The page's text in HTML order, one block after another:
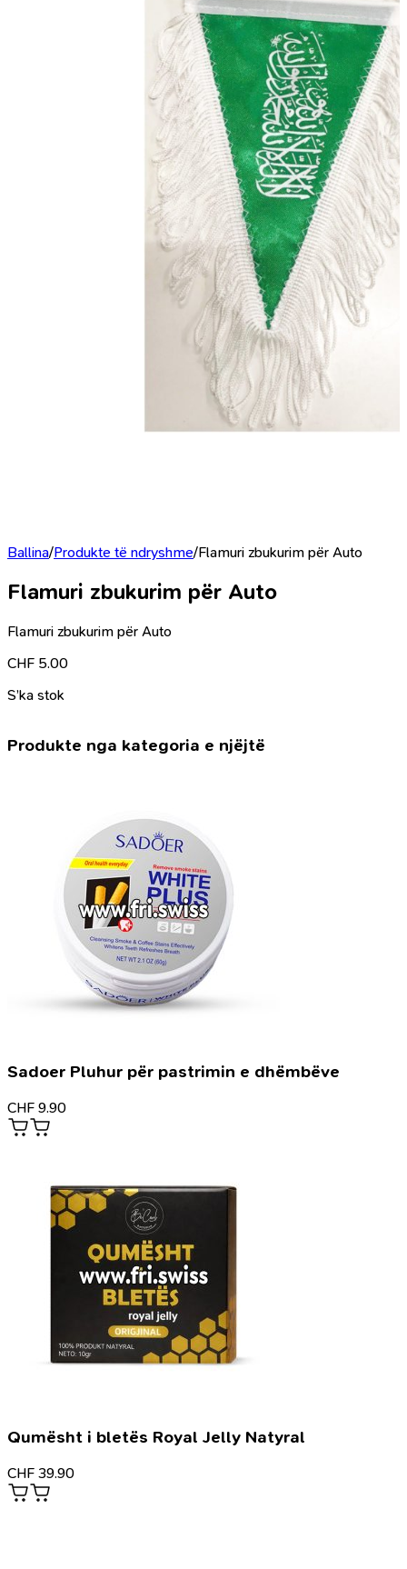
Ballina/Produkte të ndryshme/Flamuri zbukurim për Auto
Flamuri zbukurim për Auto
Flamuri zbukurim për Auto
CHF 5.00
S’ka stok
Produkte nga kategoria e njëjtë
Sadoer Pluhur për pastrimin e dhëmbëve
CHF 9.90
Qumësht i bletës Royal Jelly Natyral
CHF 39.90